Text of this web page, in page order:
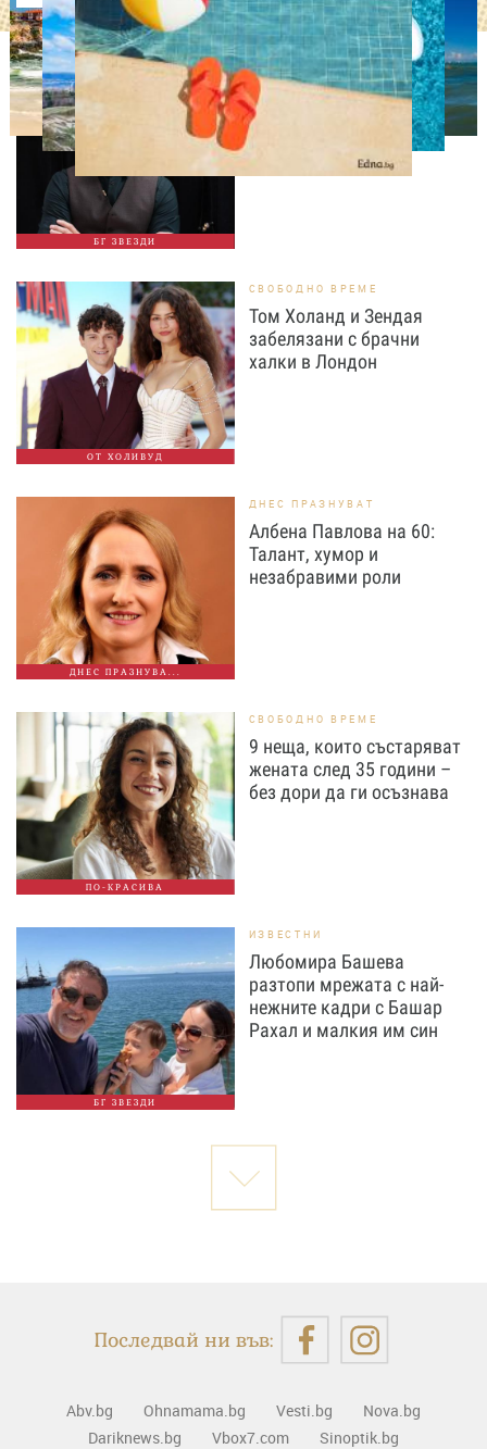
БГ ЗВЕЗДИ
ИЗВЕСТНИ
Така ли го правиш, тате?“
Дъщерята на Орлин
Павлов го имитира
ОТ ХОЛИВУД
СВОБОДНО ВРЕМЕ
Том Холанд и Зендая
забелязани с брачни
халки в Лондон
ДНЕС ПРАЗНУВА...
ДНЕС ПРАЗНУВАТ
Албена Павлова на 60:
Талант, хумор и
незабравими роли
ПО-КРАСИВА
СВОБОДНО ВРЕМЕ
9 неща, които състаряват
жената след 35 години –
без дори да ги осъзнава
БГ ЗВЕЗДИ
ИЗВЕСТНИ
Любомира Башева
разтопи мрежата с най-
нежните кадри с Башар
Рахал и малкия им син
Последвай ни във:
Abv.bg Ohnamama.bg Vesti.bg
Nova.bg
Dariknews.bg
Vbox7.com Sinoptik.bg